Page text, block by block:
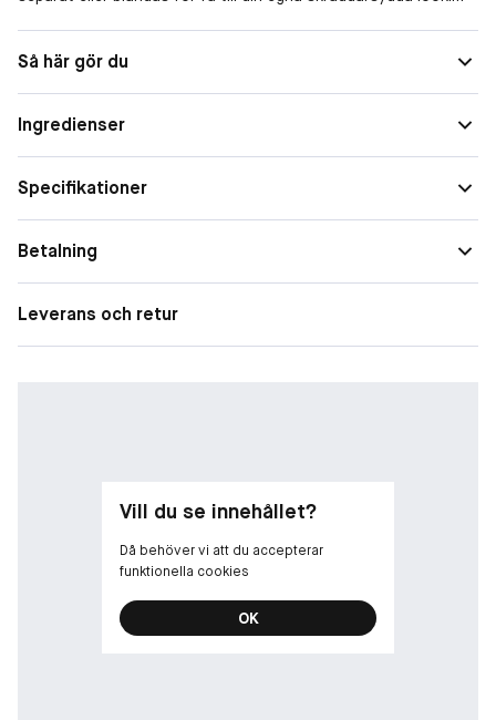
-
100% Vegansk och tillverkad i Italien.
-
anpassad för en aktiv livsstil. Mania Eyeshadow Quad
Så här gör du
Ingredienser
Specifikationer
Betalning
Leverans och retur
Vill du se innehållet?
Då behöver vi att du accepterar
funktionella cookies
OK